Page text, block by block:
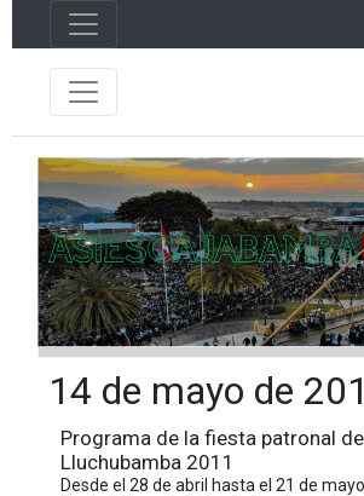
14 de mayo de
Programa de la fiesta patronal de
Lluchubamba 2011
Desde el 28 de abril hasta el 21 de